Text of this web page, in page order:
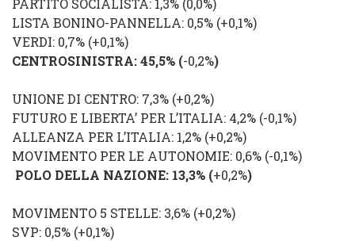
PARTITO SOCIALISTA: 1,3% (0,0%)
LISTA BONINO-PANNELLA: 0,5% (+0,1%)
VERDI: 0,7% (+0,1%)
CENTROSINISTRA: 45,5% (-0,2%)
UNIONE DI CENTRO: 7,3% (+0,2%)
FUTURO E LIBERTA’ PER L’ITALIA: 4,2% (-0,1%)
ALLEANZA PER L’ITALIA: 1,2% (+0,2%)
MOVIMENTO PER LE AUTONOMIE: 0,6% (-0,1%)
POLO DELLA NAZIONE: 13,3% (+0,2%)
MOVIMENTO 5 STELLE: 3,6% (+0,2%)
SVP: 0,5% (+0,1%)